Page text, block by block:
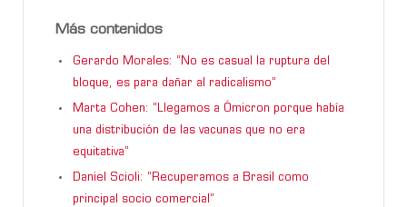
Más contenidos
Gerardo Morales: “No es casual la ruptura del
bloque, es para dañar al radicalismo”
Marta Cohen: “Llegamos a Ómicron porque había
una distribución de las vacunas que no era
equitativa”
Daniel Scioli: “Recuperamos a Brasil como
principal socio comercial”